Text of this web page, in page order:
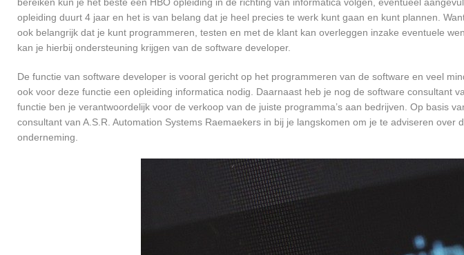
opleiding duurt 4 jaar en het is van belang dat je heel precies te werk kunt gaan en kunt plannen.
ook belangrijk dat je kunt programmeren, testen en met de klant kan overleggen inzake eventuele
kan je hierbij ondersteuning krijgen van de software developer.
De functie van software developer is vooral gericht op het programmeren van de software en veel
ook voor deze functie een opleiding informatica nodig. Daarnaast heb je nog de software consultant
functie ben je verantwoordelijk voor de verkoop van de juiste programma’s aan bedrijven. Op basis
consultant van A.S.R. Automation Systems Raemaekers in bij je langskomen om je te adviseren over
onderneming.